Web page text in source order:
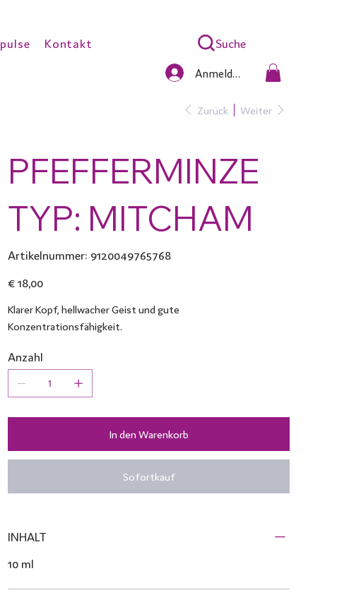
Kontakt Suche
Anmelden
Zurück Weiter
PFEFFERMINZE
TYP: MITCHAM
Artikelnummer: 9120049765768
9120049765768
€ 18,00
Klarer Kopf, hellwacher Geist und gute
Konzentrationsfähigkeit.
Anzahl
In den Warenkorb
Sofortkauf
INHALT
10 ml